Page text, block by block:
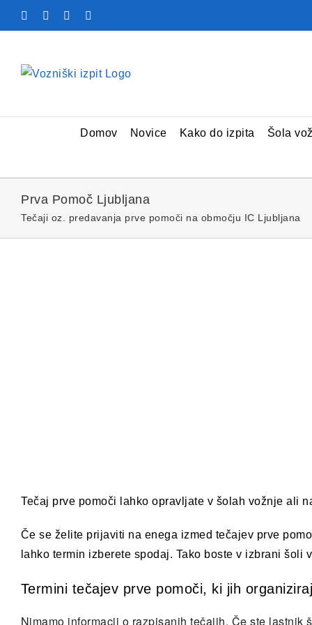
Skip
to
FacebookYouTube
Rss
Domov Novice Kako do izpita Šola
Prva Pomoč Ljubljana
Tečaji oz. predavanja prve pomoči na območju IC Ljubljana
Tečaj prve pomoči lahko opravljate v šolah vožnje ali
Če se želite prijaviti na enega izmed tečajev prve
lahko termin izberete spodaj. Tako boste v izbrani šoli
Termini tečajev prve pomoči, ki jih
Nimamo informacij o razpisanih tečajih. Če ste